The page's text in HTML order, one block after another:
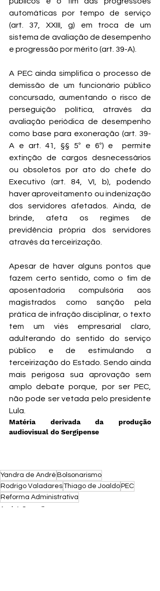
automáticas por tempo de serviço
(art. 37, XXIII, g) em troca de um
sistema de avaliação de desempenho
e progressão por mérito (art. 39-A).
A PEC ainda simplifica o processo de
demissão de um funcionário público
concursado, aumentando o risco de
perseguição política, através da
avaliação periódica de desempenho
como base para exoneração (art. 39-
A e art. 41, §§ 5º e 6º) e  permite
extinção de cargos desnecessários
ou obsoletos por ato do chefe do
Executivo (art. 84, VI, b), podendo
haver aproveitamento ou indenização
dos servidores afetados. Ainda, de
brinde, afeta os regimes de
previdência própria dos servidores
através da terceirização.
Apesar de haver alguns pontos que
fazem certo sentido, como o fim de
aposentadoria compulsória aos
magistrados como sanção pela
prática de infração disciplinar, o texto
tem um viés empresarial claro,
adulterando do sentido do serviço
público e de estimulando a
terceirização do Estado. Sendo ainda
mais perigosa sua aprovação sem
amplo debate porque, por ser PEC,
não pode ser vetada pelo presidente
Lula.
Matéria derivada da produção
audiovisual do Sergipense
Yandra de André Bolsonarismo
Rodrigo ValadaresThiago de Joaldo PEC
Reforma Administrativa
André Carvalho